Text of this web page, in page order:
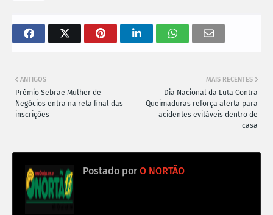
MAIS RECENTES
Dia Nacional da Luta Contra
Queimaduras reforça alerta para
acidentes evitáveis dentro de
casa
ANTIGOS
Prêmio Sebrae Mulher de
Negócios entra na reta final das
inscrições
Postado por O NORTÃO